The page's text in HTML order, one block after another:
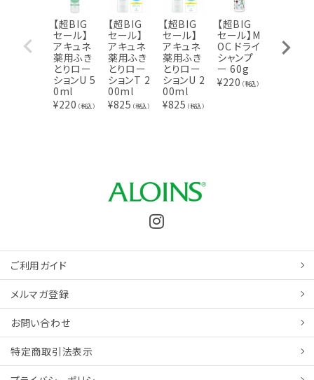
【超BIG
セール】
アキュネ
薬用ふき
とりロー
ションU 5
0ml
¥220 （税込）
【超BIG
セール】
アキュネ
薬用ふき
とりロー
ションT 2
00ml
¥825 （税込）
【超BIG
セール】
アキュネ
薬用ふき
とりロー
ションU 2
00ml
¥825 （税込）
【超BIG
セール】M
OC ドライ
シャンプ
ー 60g
¥220 （税込）
アロエメ
イド 発酵
ご利用ガイド
メルマガ登録
お問い合わせ
特定商取引法表示